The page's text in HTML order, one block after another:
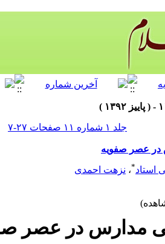
جلد ۱ شماره ۱۱ صفحات ۲۷-۷
در عصر صفویه
استاد*، نزهت احمدی
مدارس در عصر